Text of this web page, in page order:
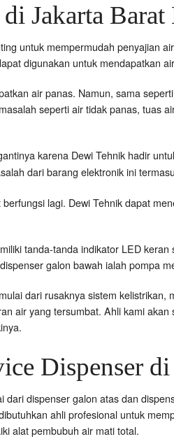
Jakarta
untuk mempermudah penyajian
digunakan untuk mendapatkan
air panas. Namun, sama
seperti air tidak panas, tuas
karena Dewi Tehnik hadir
dari barang elektronik ini
lagi. Dewi Tehnik dapat
tanda-tanda indikator LED
galon bawah ialah pompa
dari rusaknya sistem kelistrikan,
air yang tersumbat. Ahli kami
Dispenser
dispenser galon atas dan
ahli profesional untuk
alat pembubuh air mati total.